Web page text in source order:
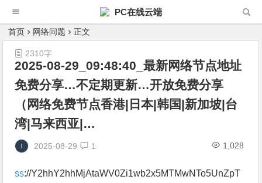
PC在线云端
首页 网络问题 正文
2025-08-29_09:48:40_最新网络节点地址
免费分享…不定期更新…开放免费分享
（网络免费节点香港|日本|韩国|新加坡|台
湾|马来西亚|…
2025-08-29 1 1,028
2310字
ss://Y2hhY2hhMjAtaWV0Zi1wb2x5MTMwNTo5UnZpT